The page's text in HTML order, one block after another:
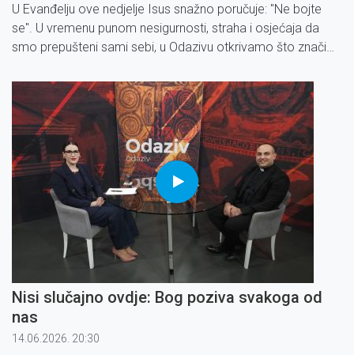
U Evanđelju ove nedjelje Isus snažno poručuje: ''Ne bojte
se''. U vremenu punom nesigurnosti, straha i osjećaja da
smo prepušteni sami sebi, u Odazivu otkrivamo što znači
nikoga ne zaboravlja. S vlč.
Nisi slučajno ovdje: Bog poziva svakoga od
nas
14.06.2026. 20:30